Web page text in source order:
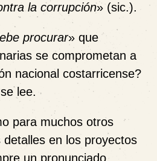
la corrupción» (sic.).
procurar» que
se comprometan a
nacional costarricense?
lee.
para muchos otros
en los proyectos
un pronunciado